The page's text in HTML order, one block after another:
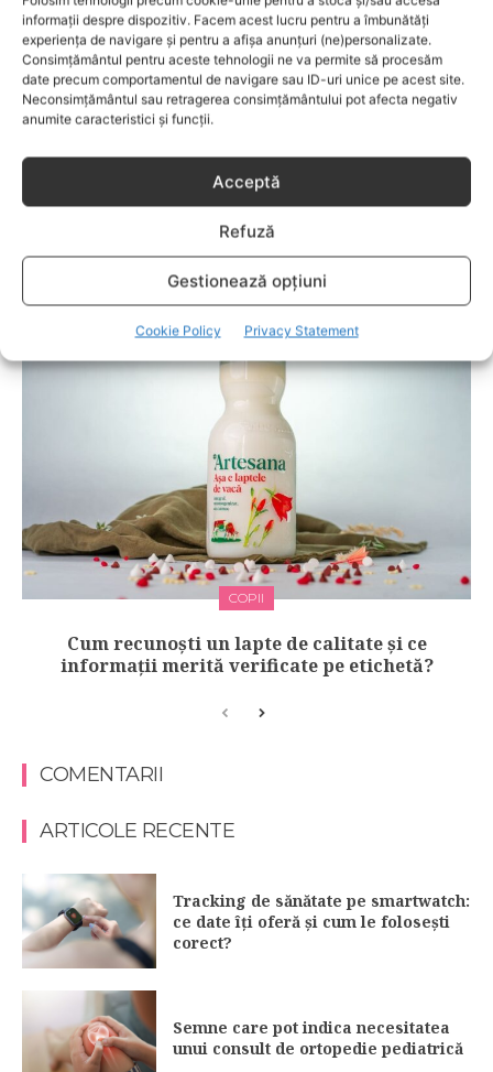
informații despre dispozitiv. Facem acest lucru pentru a îmbunătăți
experiența de navigare și pentru a afișa anunțuri (ne)personalizate.
Consimțământul pentru aceste tehnologii ne va permite să procesăm
date precum comportamentul de navigare sau ID-uri unice pe acest site.
Neconsimțământul sau retragerea consimțământului pot afecta negativ
anumite caracteristici și funcții.
Acceptă
Refuză
Gestionează opțiuni
Cookie Policy Privacy Statement
FAMILIA
Cele mai bune cartiere din Craiova pentru
familii
COPII
Cum recunoști un lapte de calitate și ce
informații merită verificate pe etichetă?
COMENTARII
ARTICOLE RECENTE
Tracking de sănătate pe smartwatch:
ce date îți oferă și cum le folosești
corect?
Semne care pot indica necesitatea
unui consult de ortopedie pediatrică